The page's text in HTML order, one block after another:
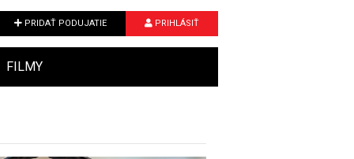
PRIDAŤ PODUJATIE PRIHLÁSIŤ
FILMY